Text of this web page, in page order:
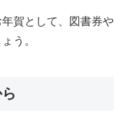
賀として、図書券や
う。